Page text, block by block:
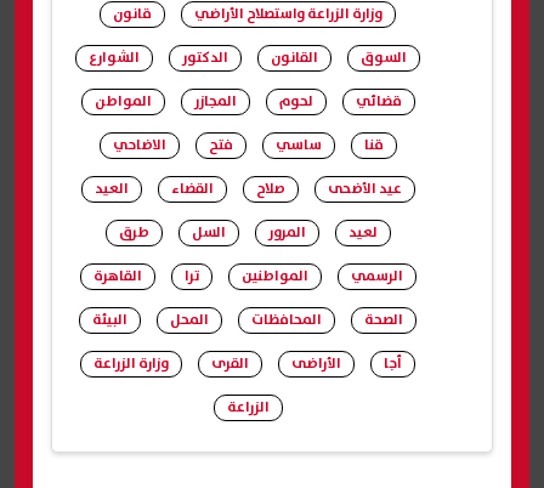
وزارة الزراعة واستصلاح الأراضي
قانون
السوق
القانون الدكتور
الشوارع
قضائي
لحوم المجازر
المواطن
قنا
ساسي فتح
الاضاحي
عيد الأضحى
صلاح القضاء
العيد
لعيد
المرور السل
طرق
الرسمي
المواطنين ترا
القاهرة
الصحة
المحافظات المحل
البيئة
أجا
الأراضى القرى
وزارة الزراعة
الزراعة